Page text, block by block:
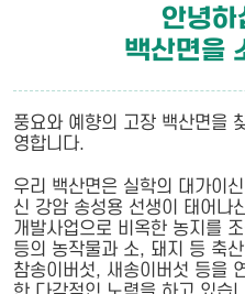
안녕
백산면을
풍요와 예향의 고장 백산면을
영합니다.
우리 백산면은 실학의 대가이
신 강암 송성용 선생이 태어
개발사업으로 비옥한 농지를
등의 농작물과 소, 돼지 등 축
참송이버섯, 새송이버섯 등을